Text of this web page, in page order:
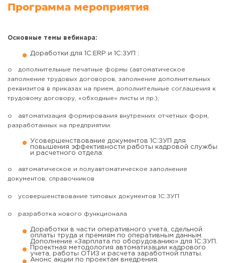
Программа мероприятия
Основные темы вебинара:
Доработки для 1С:ERP и 1С:ЗУП :
o дополнительные печатные формы (автоматическое
заполнение трудовых договоров, заполнение дополнительных
реквизитов в приказах на прием, дополнительные соглашения к
трудовому договору, «обходные» листы и пр.);
o автоматизация формирования внутренних отчетных форм,
разработанных на предприятии.
Усовершенствование документов 1С:ЗУП для
повышения эффективности работы кадровой службы
и расчетного отдела:
o автоматическое и полуавтоматическое заполнение
документов, справочников
o усовершенствование типовых документов 1С:ЗУП
o разработка нового функционала
Доработки в части оперативного учета, сдельной
оплаты труда и премиям по оперативным данным.
Дополнение «Зарплата по оборудованию» для 1С:ЗУП.
Проектная методология автоматизации кадрового
учета, работы ОТИЗ и расчета заработной платы.
Анонс акции по проектам внедрения.